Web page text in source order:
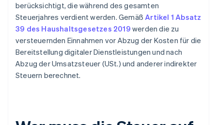
berücksichtigt, die während des gesamten
Steuerjahres verdient werden. GemäßArtikel 1 Absatz
39 des Haushaltsgesetzes 2019 werden die zu
versteuernden Einnahmen vor Abzug der Kosten für die
Bereitstellung digitaler Dienstleistungen und nach
Abzug der Umsatzsteuer (USt.) und anderer indirekter
Steuern berechnet.